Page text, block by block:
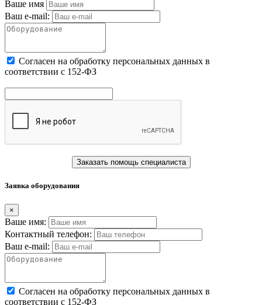
Ваше имя
Ваш e-mail:
Cогласен на обработку персональных данных в
соответствии с 152-ФЗ
Заказать помощь специалиста
Заявка оборудования
×
Ваше имя:
Контактный телефон:
Ваш e-mail:
Cогласен на обработку персональных данных в
соответствии с 152-ФЗ